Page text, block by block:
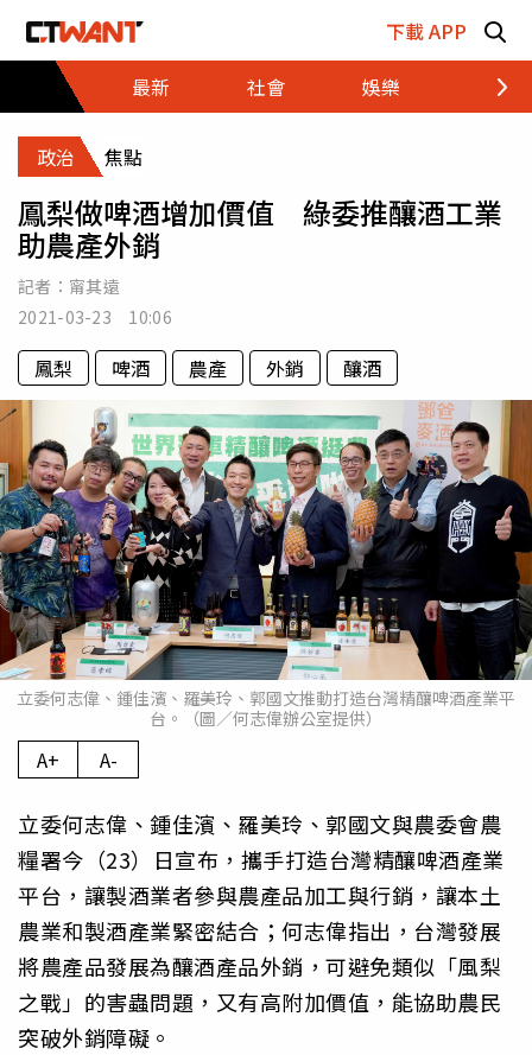
下載 APP
最新
社會 娛樂 財經
政治 焦點
鳳梨做啤酒增加價值 綠委推釀酒工業
助農產外銷
記者： 甯其遠
2021-03-23 10:06
鳳梨 啤酒 農產 外銷 釀酒
立委何志偉、鍾佳濱、羅美玲、郭國文推動打造台灣精釀啤酒產業平
台。（圖／何志偉辦公室提供）
A+ A-
立委何志偉、鍾佳濱、羅美玲、郭國文與農委會農
糧署今（23）日宣布，攜手打造台灣精釀啤酒產業
平台，讓製酒業者參與農產品加工與行銷，讓本土
農業和製酒產業緊密結合；何志偉指出，台灣發展
將農產品發展為釀酒產品外銷，可避免類似「風梨
之戰」的害蟲問題，又有高附加價值，能協助農民
突破外銷障礙。